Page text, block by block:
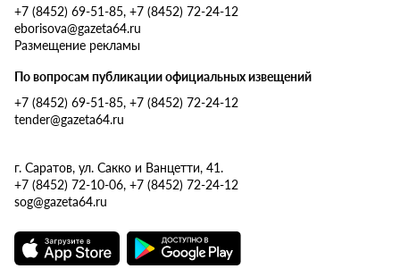
+7 (8452) 69-51-85, +7 (8452) 72-24-12
eborisova@gazeta64.ru
Размещение рекламы
По вопросам публикации официальных извещений
+7 (8452) 69-51-85, +7 (8452) 72-24-12
tender@gazeta64.ru
г. Саратов, ул. Сакко и Ванцетти, 41.
+7 (8452) 72-10-06, +7 (8452) 72-24-12
sog@gazeta64.ru